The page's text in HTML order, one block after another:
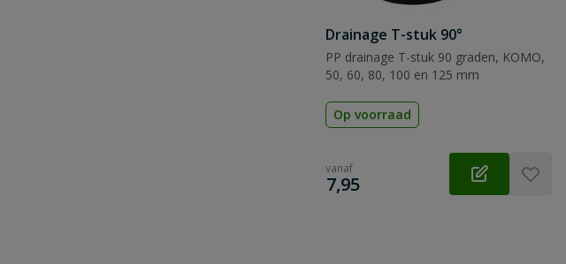
Drainage T-stuk 90°
PP drainage T-stuk 90 graden, KOMO,
50, 60, 80, 100 en 125 mm
Op voorraad
vanaf
€
7,95